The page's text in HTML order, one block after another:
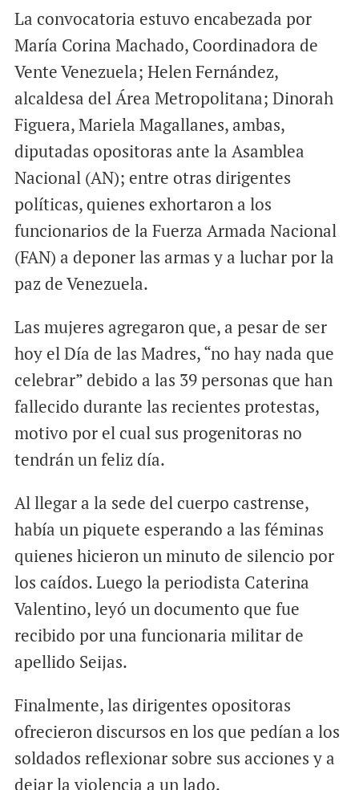
La convocatoria estuvo encabezada por
María Corina Machado, Coordinadora de
Vente Venezuela; Helen Fernández,
alcaldesa del Área Metropolitana; Dinorah
Figuera, Mariela Magallanes, ambas,
diputadas opositoras ante la Asamblea
Nacional (AN); entre otras dirigentes
políticas, quienes exhortaron a los
funcionarios de la Fuerza Armada Nacional
(FAN) a deponer las armas y a luchar por la
paz de Venezuela.
Las mujeres agregaron que, a pesar de ser
hoy el Día de las Madres, “no hay nada que
celebrar” debido a las 39 personas que han
fallecido durante las recientes protestas,
motivo por el cual sus progenitoras no
tendrán un feliz día.
Al llegar a la sede del cuerpo castrense,
había un piquete esperando a las féminas
quienes hicieron un minuto de silencio por
los caídos. Luego la periodista Caterina
Valentino, leyó un documento que fue
recibido por una funcionaria militar de
apellido Seijas.
Finalmente, las dirigentes opositoras
ofrecieron discursos en los que pedían a los
soldados reflexionar sobre sus acciones y a
dejar la violencia a un lado.